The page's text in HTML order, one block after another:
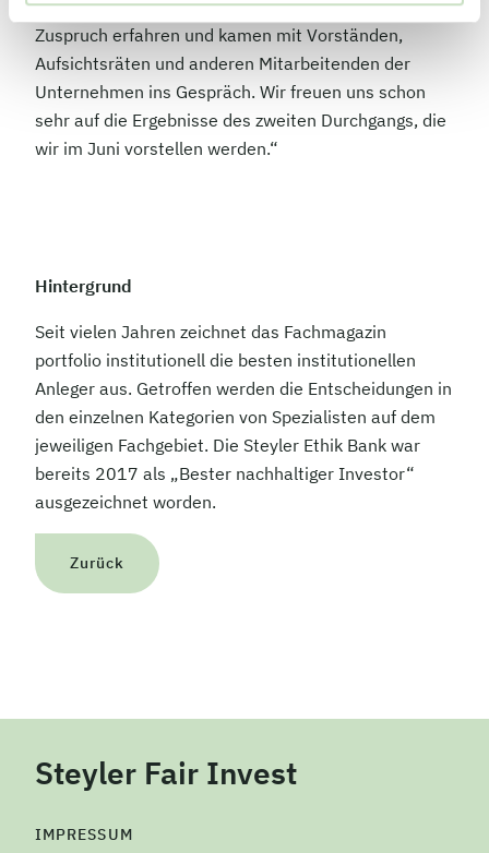
auf den Hauptversammlungen sehr viel Lob und
Zuspruch erfahren und kamen mit Vorständen,
Aufsichtsräten und anderen Mitarbeitenden der
Unternehmen ins Gespräch. Wir freuen uns schon
sehr auf die Ergebnisse des zweiten Durchgangs, die
wir im Juni vorstellen werden.“
Hintergrund
Seit vielen Jahren zeichnet das Fachmagazin
portfolio institutionell die besten institutionellen
Anleger aus. Getroffen werden die Entscheidungen in
den einzelnen Kategorien von Spezialisten auf dem
jeweiligen Fachgebiet. Die Steyler Ethik Bank war
bereits 2017 als „Bester nachhaltiger Investor“
ausgezeichnet worden.
Zurück
Steyler Fair Invest
IMPRESSUM